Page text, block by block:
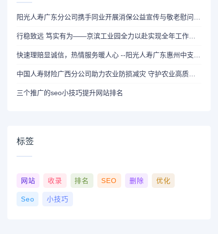
三个推广的seo小技巧提升网站排名
标签
网站 收录 排名 SEO 删除 优化
Seo 小技巧